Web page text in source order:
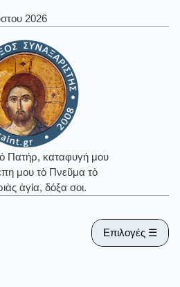
2026
Πατήρ, καταφυγή μου
μου τὸ Πνεῦμα τὸ
ἁγία, δόξα σοι.
Επιλογές ☰